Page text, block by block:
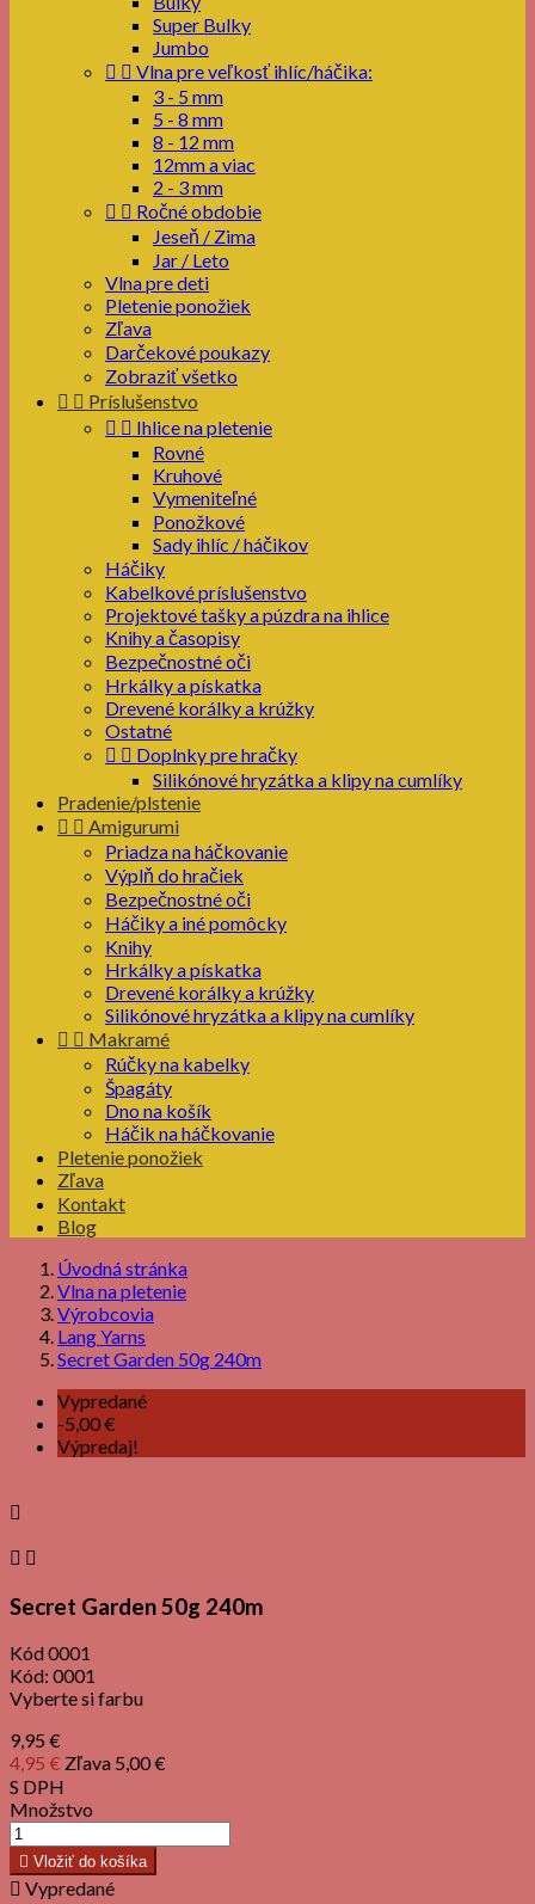
Super Bulky
Jumbo
  Vlna pre veľkosť ihlíc/háčika:
3 - 5 mm
5 - 8 mm
8 - 12 mm
12mm a viac
2 - 3 mm
  Ročné obdobie
Jeseň / Zima
Jar / Leto
Vlna pre deti
Pletenie ponožiek
Zľava
Darčekové poukazy
Zobraziť všetko
  Príslušenstvo
  Ihlice na pletenie
Rovné
Kruhové
Vymeniteľné
Ponožkové
Sady ihlíc / háčikov
Háčiky
Kabelkové príslušenstvo
Projektové tašky a púzdra na ihlice
Knihy a časopisy
Bezpečnostné oči
Hrkálky a pískatka
Drevené korálky a krúžky
Ostatné
  Doplnky pre hračky
Silikónové hryzátka a klipy na cumlíky
Pradenie/plstenie
  Amigurumi
Priadza na háčkovanie
Výplň do hračiek
Bezpečnostné oči
Háčiky a iné pomôcky
Knihy
Hrkálky a pískatka
Drevené korálky a krúžky
Silikónové hryzátka a klipy na cumlíky
  Makramé
Rúčky na kabelky
Špagáty
Dno na košík
Háčik na háčkovanie
Pletenie ponožiek
Zľava
Kontakt
Blog
Úvodná stránka
Vlna na pletenie
Výrobcovia
Lang Yarns
Secret Garden 50g 240m
Vypredané
-5,00 €
Výpredaj!

 
Secret Garden 50g 240m
Kód0001
Kód: 0001
Vyberte si farbu
9,95 €
4,95 € Zľava 5,00 €
S DPH
Množstvo
 Vložiť do košíka
 Vypredané